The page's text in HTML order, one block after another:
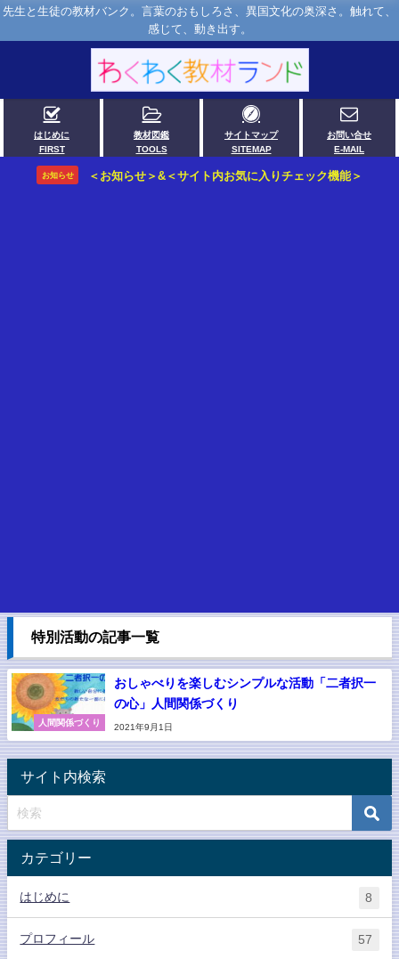
先生と生徒の教材バンク。言葉のおもしろさ、異国文化の奥深さ。触れて、
感じて、動き出す。
はじめに
FIRST
教材図鑑
TOOLS
サイトマップ
SITEMAP
お問い合せ
E-MAIL
お知らせ ＜お知らせ＞&＜サイト内お気に入りチェック機能＞
特別活動の記事一覧
人間関係づくり
おしゃべりを楽しむシンプルな活動「二者択一
の心」人間関係づくり
2021年9月1日
サイト内検索
カテゴリー
はじめに 8
プロフィール 57